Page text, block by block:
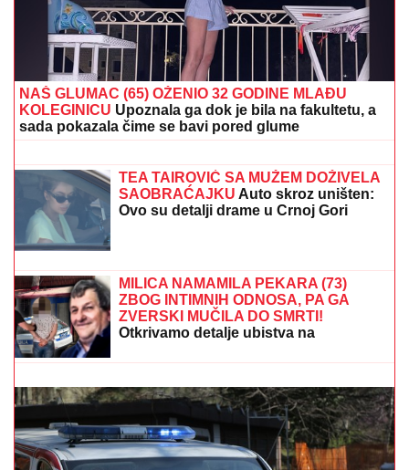
NAŠ GLUMAC (65) OŽENIO 32 GODINE MLAĐU
KOLEGINICU Upoznala ga dok je bila na fakultetu, a
sada pokazala čime se bavi pored glume
SERGEJA TRIFUNOVIĆA,nije
očekivala da će je OVO SAČEKATI u
tržnom centru!
Ovo su detalji drame u Crnoj Gori